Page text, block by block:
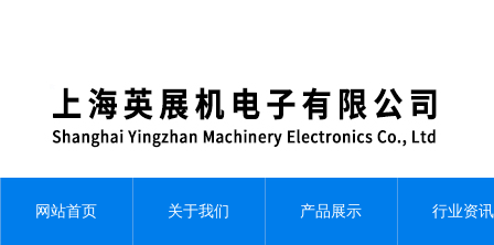
网站首页 关于我们 产品展示 行业资讯